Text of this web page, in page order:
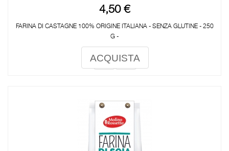
4,50 €
FARINA DI CASTAGNE 100% ORIGINE ITALIANA - SENZA GLUTINE - 250
G -
ACQUISTA